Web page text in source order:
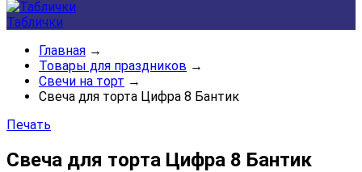
Таблички
Главная →
Товары для праздников →
Свечи на торт →
Свеча для торта Цифра 8 Бантик
Печать
Свеча для торта Цифра 8 Бантик